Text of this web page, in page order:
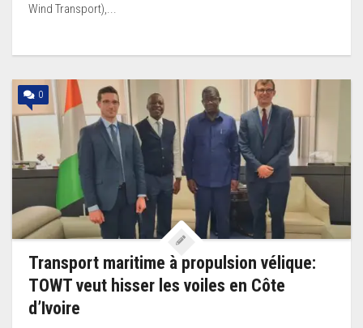
Wind Transport),...
0
Transport maritime à propulsion vélique:
TOWT veut hisser les voiles en Côte
d’Ivoire